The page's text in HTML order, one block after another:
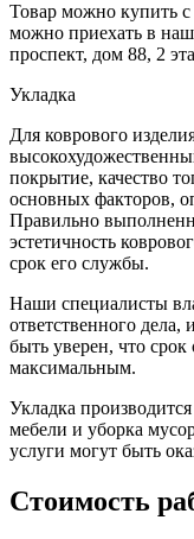
Товар можно купить
можно приехать в
проспект, дом 88, 2
Укладка
Для коврового
покрытие, качество
основных факторов,
Правильно
эстетичность
срок его службы.
Наши специалисты
ответственного дела,
быть уверен, что
максимальным.
Укладка
мебели и уборка
услуги могут быть
Стоимость